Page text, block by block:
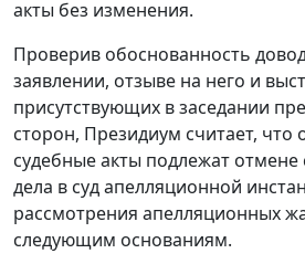
акты без изменения.
Проверив обоснованность
заявлении, отзыве на него и
присутствующих в заседании
сторон, Президиум считает, что
судебные акты подлежат
дела в суд апелляционной
рассмотрения апелляционных
следующим основаниям.